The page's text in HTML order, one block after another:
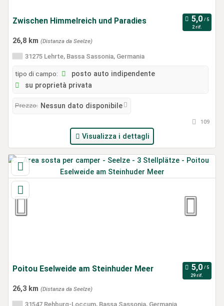
Zwischen Himmelreich und Paradies
2 rif.
26,8 km (Distanza da Seelze)
31275 Lehrte, Bassa Sassonia, Germania
tipo di campo:
posto auto indipendente
su proprietà privata
Prezzo: Nessun dato disponibile
109
Visualizza i dettagli
Poitou Eselweide am Steinhuder Meer
29 rif.
26,3 km (Distanza da Seelze)
31547 Rehburg-Loccum, Bassa Sassonia, Germania